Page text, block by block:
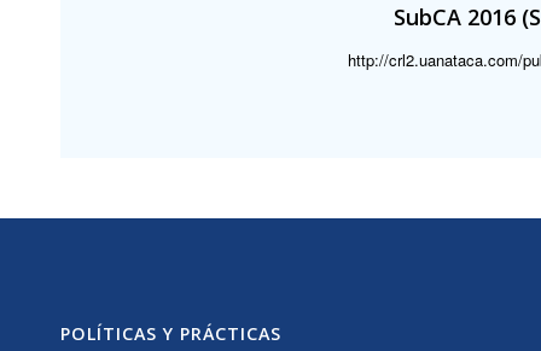
SubCA 2016
http://crl2.uanataca.com/
POLÍTICAS Y PRÁCTICAS